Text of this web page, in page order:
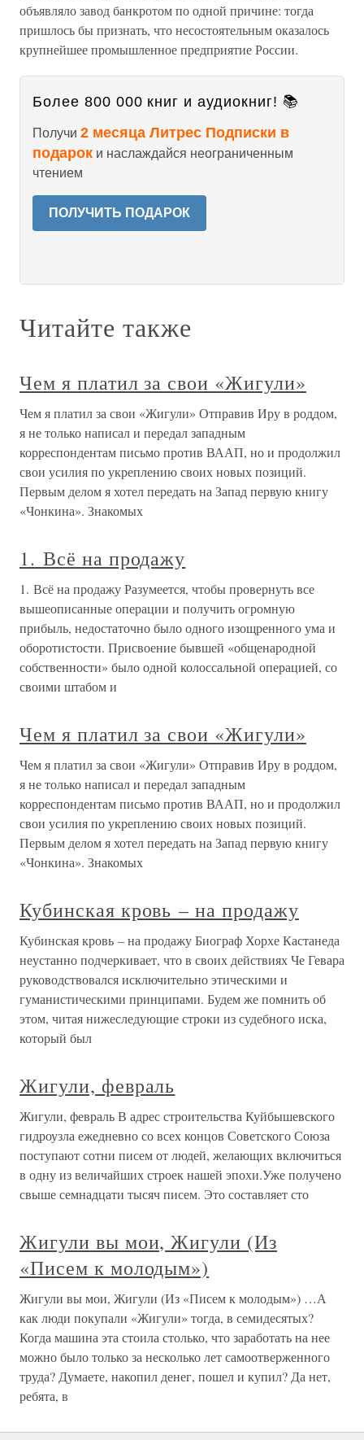
объявляло завод банкротом по одной причине: тогда
пришлось бы признать, что несостоятельным оказалось
крупнейшее промышленное предприятие России.
Более 800 000 книг и аудиокниг! 📚
Получи 2 месяца Литрес Подписки в
подарок и наслаждайся неограниченным
чтением
ПОЛУЧИТЬ ПОДАРОК
Читайте также
Чем я платил за свои «Жигули»
Чем я платил за свои «Жигули» Отправив Иру в роддом,
я не только написал и передал западным
корреспондентам письмо против ВААП, но и продолжил
свои усилия по укреплению своих новых позиций.
Первым делом я хотел передать на Запад первую книгу
«Чонкина». Знакомых
1. Всё на продажу
1. Всё на продажу Разумеется, чтобы провернуть все
вышеописанные операции и получить огромную
прибыль, недостаточно было одного изощренного ума и
оборотистости. Присвоение бывшей «общенародной
собственности» было одной колоссальной операцией, со
своими штабом и
Чем я платил за свои «Жигули»
Чем я платил за свои «Жигули» Отправив Иру в роддом,
я не только написал и передал западным
корреспондентам письмо против ВААП, но и продолжил
свои усилия по укреплению своих новых позиций.
Первым делом я хотел передать на Запад первую книгу
«Чонкина». Знакомых
Кубинская кровь – на продажу
Кубинская кровь – на продажу Биограф Хорхе Кастанеда
неустанно подчеркивает, что в своих действиях Че Гевара
руководствовался исключительно этическими и
гуманистическими принципами. Будем же помнить об
этом, читая нижеследующие строки из судебного иска,
который был
Жигули, февраль
Жигули, февраль В адрес строительства Куйбышевского
гидроузла ежедневно со всех концов Советского Союза
поступают сотни писем от людей, желающих включиться
в одну из величайших строек нашей эпохи.Уже получено
свыше семнадцати тысяч писем. Это составляет сто
Жигули вы мои, Жигули (Из
«Писем к молодым»)
Жигули вы мои, Жигули (Из «Писем к молодым») …А
как люди покупали «Жигули» тогда, в семидесятых?
Когда машина эта стоила столько, что заработать на нее
можно было только за несколько лет самоотверженного
труда? Думаете, накопил денег, пошел и купил? Да нет,
ребята, в